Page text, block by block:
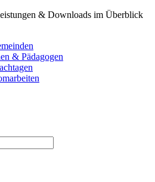
& Downloads im Überblick
& Pädagogen